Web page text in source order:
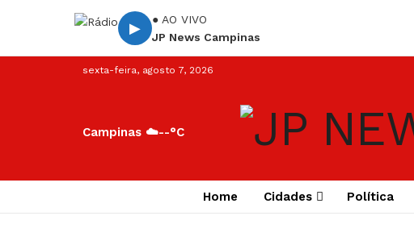
▶
● AO VIVO
JP News Campinas
sexta-feira, agosto 7, 2026
Campinas ☁️--°C
Home Cidades Política